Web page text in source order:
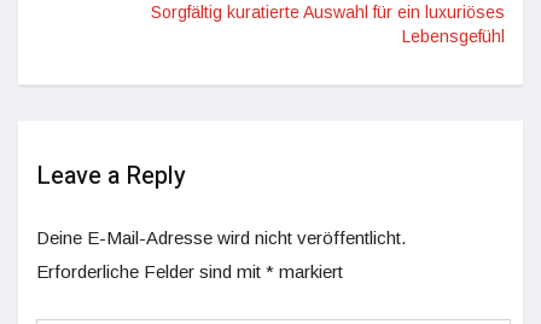
Sorgfältig kuratierte Auswahl für ein luxuriöses
Lebensgefühl
Leave a Reply
Deine E-Mail-Adresse wird nicht veröffentlicht.
Erforderliche Felder sind mit * markiert